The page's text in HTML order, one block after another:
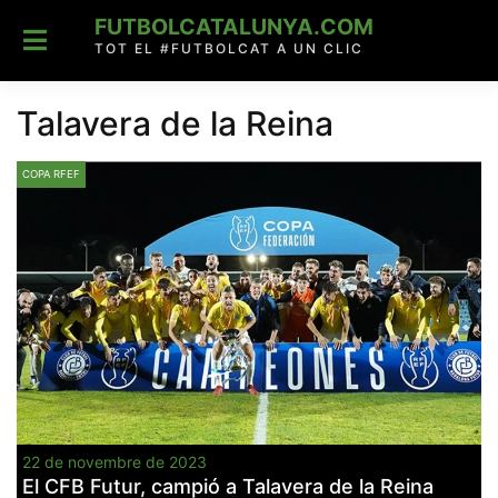
content
FUTBOLCATALUNYA.COM
TOT EL #FUTBOLCAT A UN CLIC
Talavera de la Reina
COPA RFEF
22 de novembre de 2023
El CFB Futur, campió a Talavera de la Reina